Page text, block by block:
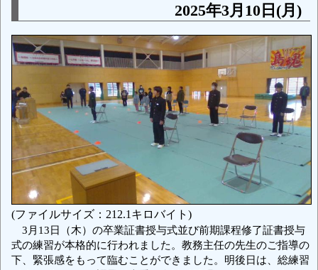
2025年3月10日(月)
(ファイルサイズ：212.1キロバイト)
3月13日（木）の卒業証書授与式並び前期課程修了証書授与
式の練習が本格的に行われました。教務主任の先生のご指導の
下、緊張感をもって臨むことができました。明後日は、総練習